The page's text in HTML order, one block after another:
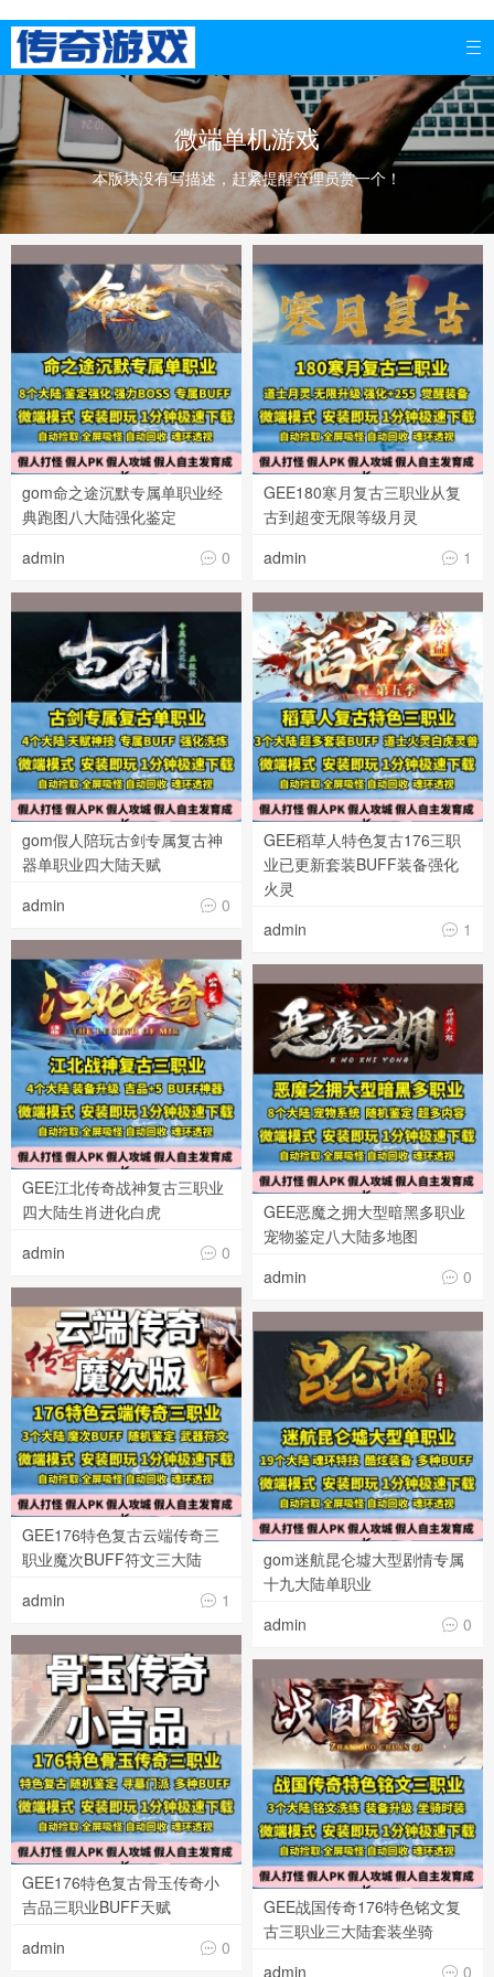

微端单机游戏
本版块没有写描述，赶紧提醒管理员赏一个！
gom命之途沉默专属单职业经
典跑图八大陆强化鉴定
 0
admin
GEE180寒月复古三职业从复
古到超变无限等级月灵
 1
admin
gom假人陪玩古剑专属复古神
器单职业四大陆天赋
 0
admin
GEE稻草人特色复古176三职
业已更新套装BUFF装备强化
火灵
 1
admin
GEE江北传奇战神复古三职业
四大陆生肖进化白虎
 0
admin
GEE恶魔之拥大型暗黑多职业
宠物鉴定八大陆多地图
 0
admin
GEE176特色复古云端传奇三
职业魔次BUFF符文三大陆
 1
admin
gom迷航昆仑墟大型剧情专属
十九大陆单职业
 0
admin
GEE176特色复古骨玉传奇小
吉品三职业BUFF天赋
 0
admin
GEE战国传奇176特色铭文复
古三职业三大陆套装坐骑
 0
admin